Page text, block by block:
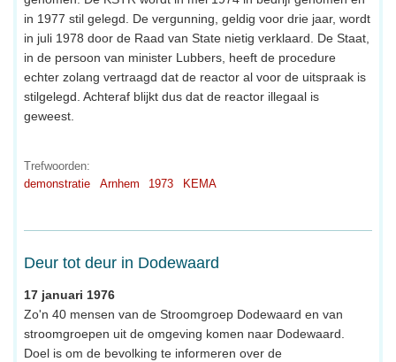
in 1977 stil gelegd. De vergunning, geldig voor drie jaar, wordt
in juli 1978 door de Raad van State nietig verklaard. De Staat,
in de persoon van minister Lubbers, heeft de procedure
echter zolang vertraagd dat de reactor al voor de uitspraak is
stilgelegd. Achteraf blijkt dus dat de reactor illegaal is
geweest.
Trefwoorden:
demonstratie
Arnhem 1973 KEMA
Deur tot deur in Dodewaard
17 januari 1976
Zo'n 40 mensen van de Stroomgroep Dodewaard en van
stroomgroepen uit de omgeving komen naar Dodewaard.
Doel is om de bevolking te informeren over de